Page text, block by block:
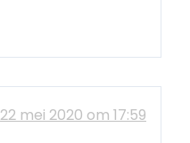
22 mei 2020 om 17:59